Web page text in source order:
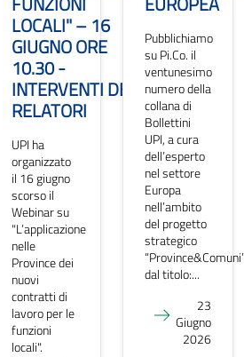
LOCALI" – 16
GIUGNO ORE
10.30 -
INTERVENTI DEI
RELATORI
UPI ha
organizzato
il 16 giugno
scorso il
Webinar su
"L’applicazione
nelle
Province dei
nuovi
contratti di
lavoro per le
funzioni
locali".
Pubblichiamo
su Pi.Co. il
ventunesimo
numero della
collana di
Bollettini
UPI, a cura
dell’esperto
nel settore
Europa
nell’ambito
del progetto
strategico
dal titolo:...
23
Giugno
2026